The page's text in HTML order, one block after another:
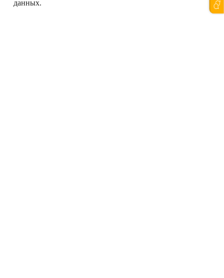
данных.